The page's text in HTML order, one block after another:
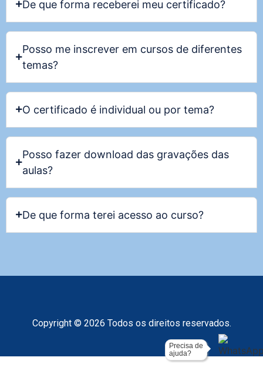
De que forma receberei meu certificado?
Posso me inscrever em cursos de diferentes
temas?
O certificado é individual ou por tema?
Posso fazer download das gravações das
aulas?
De que forma terei acesso ao curso?
Precisa de
ajuda?
Copyright © 2026 Todos os direitos reservados.